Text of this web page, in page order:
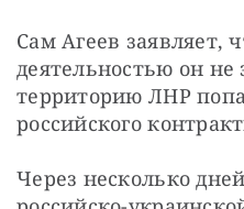
Сам Агеев заявляет,
деятельностью он не
территорию ЛНР
российского
Через несколько